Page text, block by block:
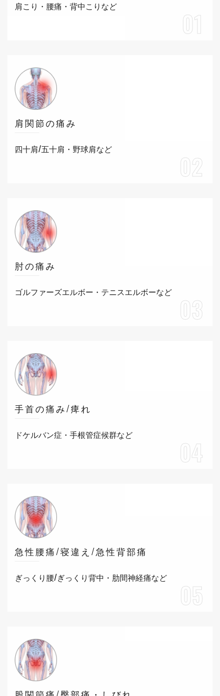
肩こり・腰痛・背中こりなど
01
肩関節の痛み
四十肩/五十肩・野球肩など
02
肘の痛み
ゴルファーズエルボー・テニスエルボーなど
03
手首の痛み/痺れ
ドケルバン症・手根管症候群など
04
急性腰痛/寝違え/急性背部痛
ぎっくり腰/ぎっくり背中・肋間神経痛など
05